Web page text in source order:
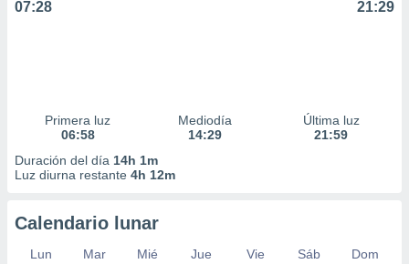
07:28 21:29
Primera luz
06:58
Mediodía
14:29
Última luz
21:59
Duración del día 14h 1m
Luz diurna restante 4h 12m
Calendario lunar
Lun Mar Mié Jue Vie Sáb
Dom